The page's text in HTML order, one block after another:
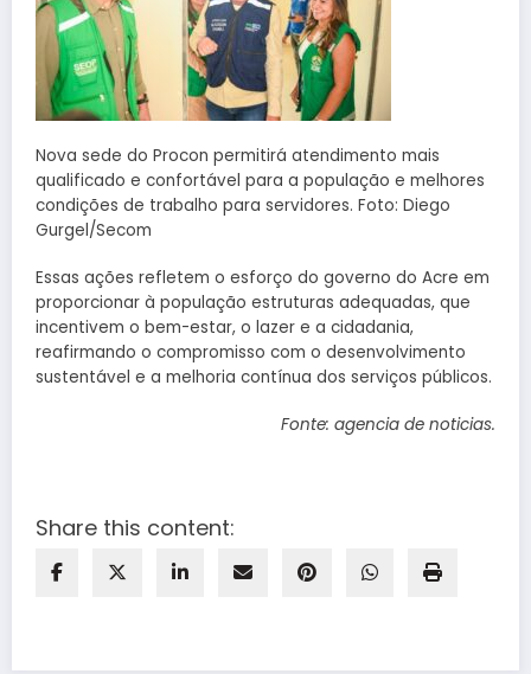
Nova sede do Procon permitirá atendimento mais
qualificado e confortável para a população e melhores
condições de trabalho para servidores. Foto: Diego
Gurgel/Secom
Essas ações refletem o esforço do governo do Acre em
proporcionar à população estruturas adequadas, que
incentivem o bem-estar, o lazer e a cidadania,
reafirmando o compromisso com o desenvolvimento
sustentável e a melhoria contínua dos serviços públicos.
Fonte: agencia de noticias.
Share this content: